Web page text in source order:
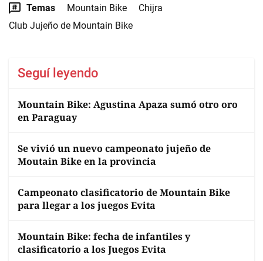
Temas Mountain Bike
Chijra
Club Jujeño de Mountain Bike
Seguí leyendo
Mountain Bike: Agustina Apaza sumó otro oro
en Paraguay
Se vivió un nuevo campeonato jujeño de
Moutain Bike en la provincia
Campeonato clasificatorio de Mountain Bike
para llegar a los juegos Evita
Mountain Bike: fecha de infantiles y
clasificatorio a los Juegos Evita